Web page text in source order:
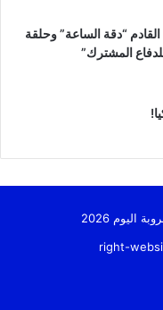
“دقة الساعة” وحلقة
المشترك”
2026
right-